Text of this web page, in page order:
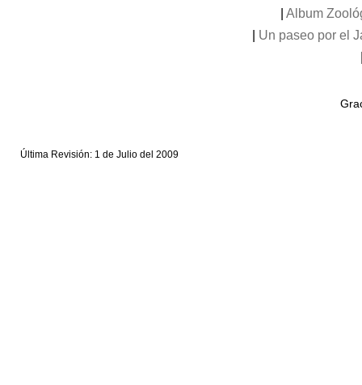
Album
Un paseo por el
Última Revisión: 1 de Julio del 2009